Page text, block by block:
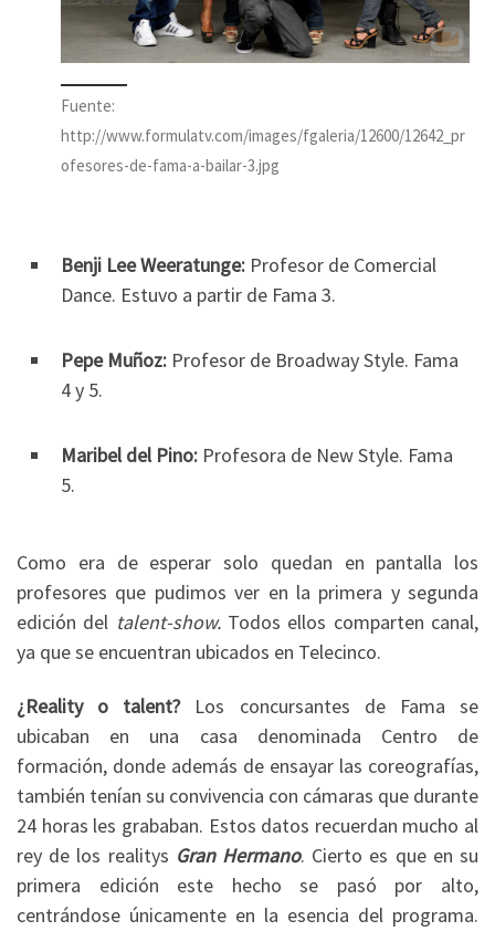
Fuente:
http://www.formulatv.com/images/fgaleria/12600/12642_pr
ofesores-de-fama-a-bailar-3.jpg
Benji Lee Weeratunge: Profesor de Comercial
Dance. Estuvo a partir de Fama 3.
Pepe Muñoz: Profesor de Broadway Style. Fama
4 y 5.
Maribel del Pino: Profesora de New Style. Fama
5.
Como era de esperar solo quedan en pantalla los
profesores que pudimos ver en la primera y segunda
edición del talent-show. Todos ellos comparten canal,
ya que se encuentran ubicados en Telecinco.
¿Reality o talent?Los concursantes de Fama se
ubicaban en una casa denominada Centro de
formación, donde además de ensayar las coreografías,
también tenían su convivencia con cámaras que durante
24 horas les grababan. Estos datos recuerdan mucho al
rey de los realitys Gran Hermano. Cierto es que en su
primera edición este hecho se pasó por alto,
centrándose únicamente en la esencia del programa.